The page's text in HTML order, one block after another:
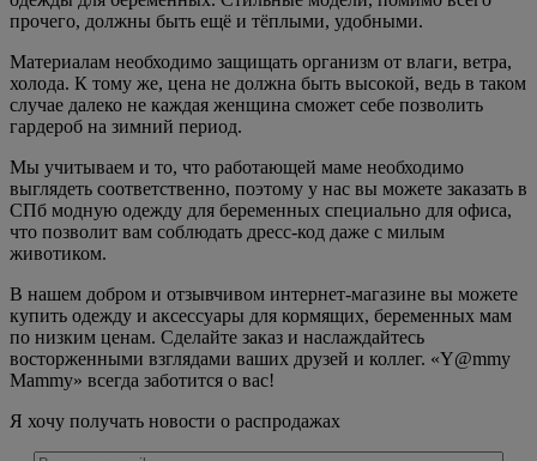
прочего, должны быть ещё и тёплыми, удобными.
Материалам необходимо защищать организм от влаги, ветра,
холода. К тому же, цена не должна быть высокой, ведь в таком
случае далеко не каждая женщина сможет себе позволить
гардероб на зимний период.
Мы учитываем и то, что работающей маме необходимо
выглядеть соответственно, поэтому у нас вы можете заказать в
СПб модную одежду для беременных специально для офиса,
что позволит вам соблюдать дресс-код даже с милым
животиком.
В нашем добром и отзывчивом интернет-магазине вы можете
купить одежду и аксессуары для кормящих, беременных мам
по низким ценам. Сделайте заказ и наслаждайтесь
восторженными взглядами ваших друзей и коллег. «Y@mmy
Mammy» всегда заботится о вас!
Я хочу получать новости о распродажах